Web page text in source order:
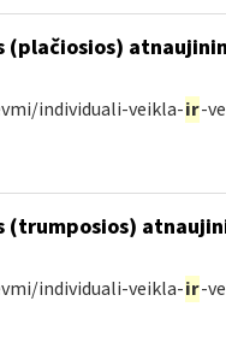
(plačiosios)
individuali-veikla-ir-
(trumposios)
individuali-veikla-ir-